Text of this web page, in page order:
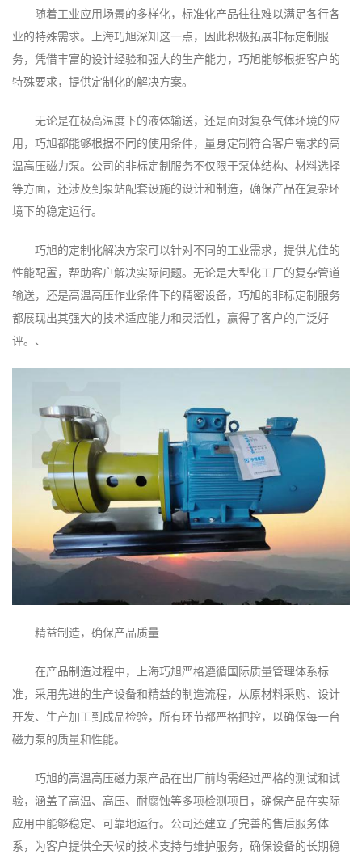
随着工业应用场景的多样化，标准化产品往往难以满足各行各
业的特殊需求。上海巧旭深知这一点，因此积极拓展非标定制服
务，凭借丰富的设计经验和强大的生产能力，巧旭能够根据客户的
特殊要求，提供定制化的解决方案。
无论是在极高温度下的液体输送，还是面对复杂气体环境的应
用，巧旭都能够根据不同的使用条件，量身定制符合客户需求的高
温高压磁力泵。公司的非标定制服务不仅限于泵体结构、材料选择
等方面，还涉及到泵站配套设施的设计和制造，确保产品在复杂环
境下的稳定运行。
巧旭的定制化解决方案可以针对不同的工业需求，提供尤佳的
性能配置，帮助客户解决实际问题。无论是大型化工厂的复杂管道
输送，还是高温高压作业条件下的精密设备，巧旭的非标定制服务
都展现出其强大的技术适应能力和灵活性，赢得了客户的广泛好
评。、
精益制造，确保产品质量
在产品制造过程中，上海巧旭严格遵循国际质量管理体系标
准，采用先进的生产设备和精益的制造流程，从原材料采购、设计
开发、生产加工到成品检验，所有环节都严格把控，以确保每一台
磁力泵的质量和性能。
巧旭的高温高压磁力泵产品在出厂前均需经过严格的测试和试
验，涵盖了高温、高压、耐腐蚀等多项检测项目，确保产品在实际
应用中能够稳定、可靠地运行。公司还建立了完善的售后服务体
系，为客户提供全天候的技术支持与维护服务，确保设备的长期稳